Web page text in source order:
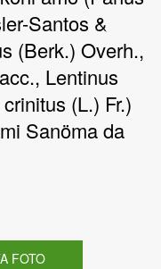
Santos &
(Berk.) Overh.,
Lentinus
(L.) Fr.)
Sanöma da
FOTO